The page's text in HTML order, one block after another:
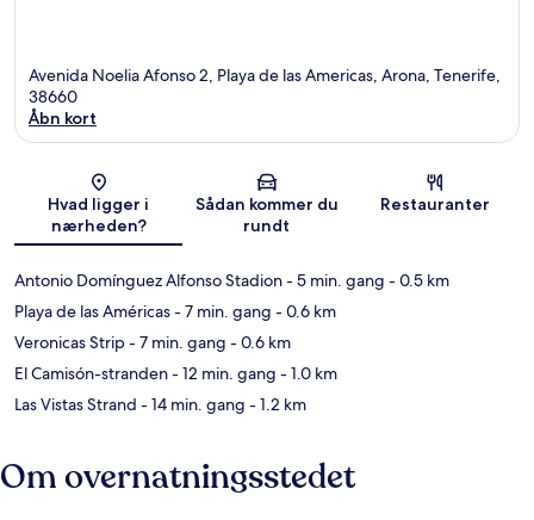
Avenida Noelia Afonso 2, Playa de las Americas, Arona, Tenerife,
38660
Åbn kort
Hvad ligger i
nærheden?
Sådan kommer du
rundt
Restauranter
Antonio Domínguez Alfonso Stadion- 5 min. gang - 0.5 km
Playa de las Américas- 7 min. gang - 0.6 km
Veronicas Strip- 7 min. gang - 0.6 km
El Camisón-stranden- 12 min. gang - 1.0 km
Las Vistas Strand - 14 min. gang - 1.2 km
Om overnatningsstedet